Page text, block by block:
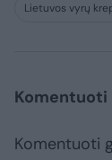
Lietuvos vyrų
Komentuoti